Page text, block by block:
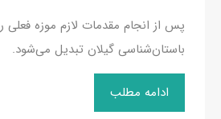
پس از انجام مقدمات لازم موزه
باستان‌شناسی گیلان تبدیل می‌شود.
ادامه مطلب